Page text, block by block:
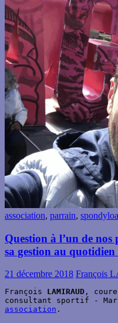
association, parrain,
Question à l’un de nos
sa gestion au quotidien
21 décembre 2018 François
François LAMIRAUD ,
consultant sportif -
association .